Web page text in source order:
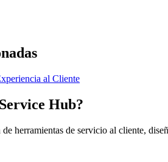
al Cliente
Hub?
herramientas de servicio al cliente,